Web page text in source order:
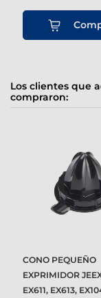
Los clientes que
compraron:
CONO PEQUEÑO
EXPRIMIDOR
EX611, EX613,